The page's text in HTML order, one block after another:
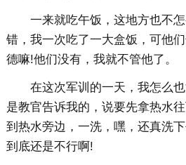
一来就吃午饭，这地方也不
错，我一次吃了一大盒饭，可他
德嘛!他们没有，我就不管他了。
在这次军训的一天，我怎么
是教官告诉我的，说要先拿热水
到热水旁边，一洗，嘿，还真洗
到底还是不行啊!